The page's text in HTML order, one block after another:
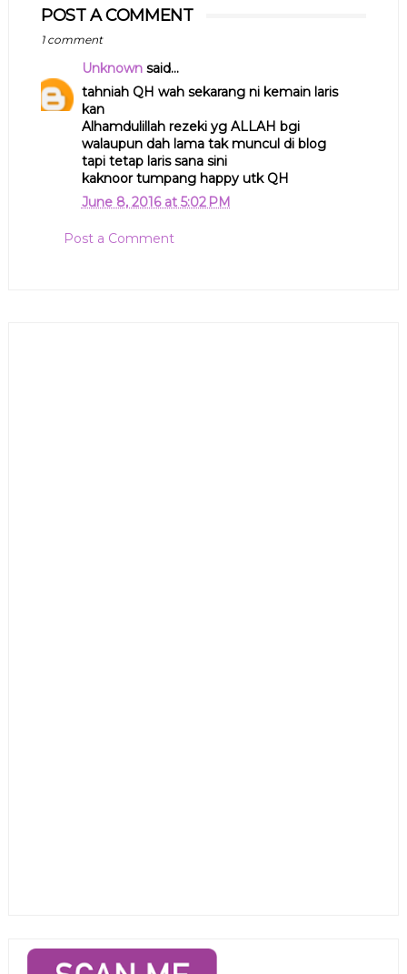
POST A COMMENT
1 comment
Unknownsaid...
tahniah QH wah sekarang ni kemain laris
kan
Alhamdulillah rezeki yg ALLAH bgi
walaupun dah lama tak muncul di blog
tapi tetap laris sana sini
kaknoor tumpang happy utk QH
June 8, 2016 at 5:02 PM
Post a Comment